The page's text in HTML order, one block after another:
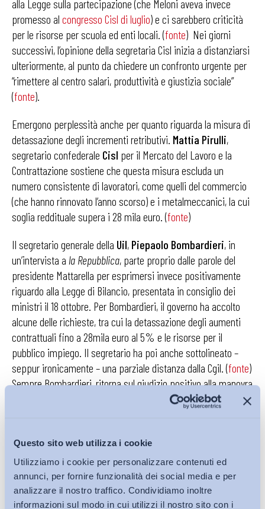
Questo sito web utilizza i cookie
Utilizziamo i cookie per personalizzare contenuti ed
annunci, per fornire funzionalità dei social media e per
analizzare il nostro traffico. Condividiamo inoltre
informazioni sul modo in cui utilizzi il nostro sito con i
alla Legge sulla partecipazione (che Meloni aveva invece
promesso al congresso Cisl di luglio) e ci sarebbero criticità
per le risorse per scuola ed enti locali. (fonte) Nei giorni
successivi, l’opinione della segretaria Cisl inizia a distanziarsi
ulteriormente, al punto da chiedere un confronto urgente per
“rimettere al centro salari, produttività e giustizia sociale”
(fonte).
Emergono perplessità anche per quanto riguarda la misura di
detassazione degli incrementi retributivi. Mattia Pirulli,
segretario confederale Cisl per il Mercato del Lavoro e la
Contrattazione sostiene che questa misura escluda un
numero consistente di lavoratori, come quelli del commercio
(che hanno rinnovato l’anno scorso) e i metalmeccanici, la cui
soglia reddituale supera i 28 mila euro. (fonte)
Il segretario generale della Uil, Piepaolo Bombardieri, in
un’intervista a la Repubblica, parte proprio dalle parole del
presidente Mattarella per esprimersi invece positivamente
riguardo alla Legge di Bilancio, presentata in consiglio dei
ministri il 18 ottobre. Per Bombardieri, il governo ha accolto
alcune delle richieste, tra cui la detassazione degli aumenti
contrattuali fino a 28mila euro al 5% e le risorse per il
pubblico impiego. Il segretario ha poi anche sottolineato –
seppur ironicamente – una parziale distanza dalla Cgil. (fonte)
Sempre Bombardieri, ritorna sul giudizio positivo alla manovra
e sull’allontanamento dalla Cgil anche in un’intervista a
Qualche giorno dopo, laSegretaria generale Uil Fpl Rita
Longobardi ha invece segnalato come nelle bozze di
manovra fino a quel momento circolate non ci fosse traccia
del Fondo che prevedeva risorse aggiuntive per il rinnovo del
Ccnl Funzioni Locali, contrariamente a quanto aveva